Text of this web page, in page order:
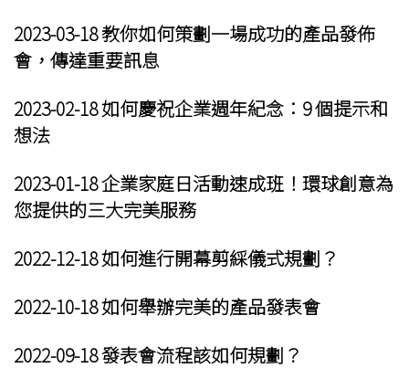
2023-03-18 教你如何策劃一場成功的產品發佈
會，傳達重要訊息
2023-02-18 如何慶祝企業週年紀念 ：9 個提示和
想法
2023-01-18企業家庭日活動速成班！ 環球創意為
您提供的三大完美服務
2022-12-18 如何進行開幕剪綵儀式規劃？
2022-10-18 如何舉辦完美的產品發表會
2022-09-18發表會流程該如何規劃？